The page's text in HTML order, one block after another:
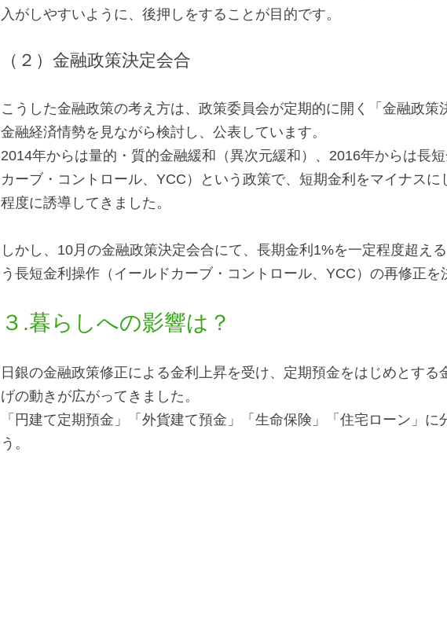
入がしやすいように、後押しをすることが目的です。
（２）金融政策決定会合
こうした金融政策の考え方は、政策委員会が定期的に開く「金融政策
金融経済情勢を見ながら検討し、公表しています。
2014年からは量的・質的金融緩和（異次元緩和）、2016年からは長
カーブ・コントロール、YCC）という政策で、短期金利をマイナスに
程度に誘導してきました。
しかし、10月の金融政策決定会合にて、長期金利1%を一定程度超え
う長短金利操作（イールドカーブ・コントロール、YCC）の再修正を
３.暮らしへの影響は？
日銀の金融政策修正による金利上昇を受け、定期預金をはじめとする
げの動きが広がってきました。
「円建て定期預金」「外貨建て預金」「生命保険」「住宅ローン」に
う。